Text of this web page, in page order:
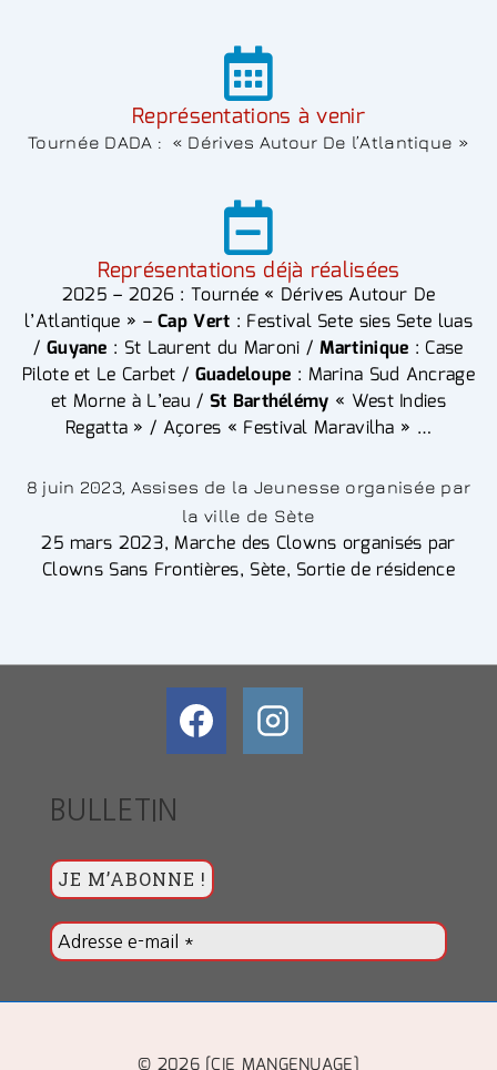
Représentations à venir
Tournée DADA : « Dérives Autour De l’Atlantique »
Représentations déjà réalisées
2025 – 2026 : Tournée « Dérives Autour De
l’Atlantique » –Cap Vert : Festival Sete sies Sete luas
/ Guyane : St Laurent du Maroni / Martinique : Case
Pilote et Le Carbet / Guadeloupe : Marina Sud Ancrage
et Morne à L’eau / St Barthélémy « West Indies
Regatta » / Açores « Festival Maravilha » …
8 juin 2023, Assises de la Jeunesse organisée par
la ville de Sète
25 mars 2023, Marche des Clowns organisés par
Clowns Sans Frontières, Sète, Sortie de résidence
BULLETIN